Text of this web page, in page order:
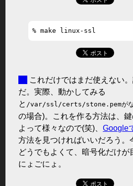
これだけではまだ使えない
だ。実際、動かしてみる
と /var/ssl/certs/stone.pemが
の場合)。これを作る方法は、
よって様々なので(笑)、Google
方法を見つければいいだろう。
どうでもよくて、暗号化だけが
にょごにょ。